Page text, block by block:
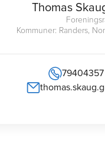
Thomas
Kommuner: Randers,
79404357